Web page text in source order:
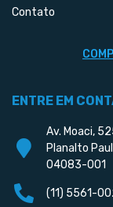
Contato
ENTRE EM
Av. Moaci,
Planalto
04083-001
(11) 5561-